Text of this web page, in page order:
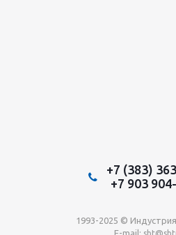
+7 (383)
+7 903
1993-2025 ©
E-mail: